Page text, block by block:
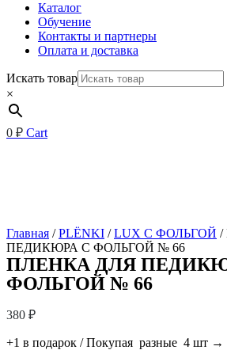
Каталог
Обучение
Контакты и партнеры
Оплата и доставка
Искать товар
×
0 ₽ Cart
Главная /PLЁNKI /LUX С ФОЛЬГОЙ /
ПЕДИКЮРА С ФОЛЬГОЙ № 66
ПЛЕНКА ДЛЯ
ФОЛЬГОЙ № 66
380 ₽
+1 в подарок / Покупая разные 4 шт →